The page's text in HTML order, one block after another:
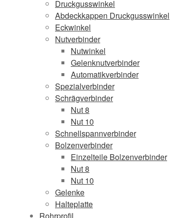
Druckgusswinkel
Abdeckkappen Druckgusswinkel
Eckwinkel
Nutverbinder
Nutwinkel
Gelenknutverbinder
Automatikverbinder
Spezialverbinder
Schrägverbinder
Nut 8
Nut 10
Schnellspannverbinder
Bolzenverbinder
Einzelteile Bolzenverbinder
Nut 8
Nut 10
Gelenke
Halteplatte